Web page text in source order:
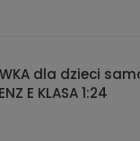
dla dzieci
E KLASA 1:24